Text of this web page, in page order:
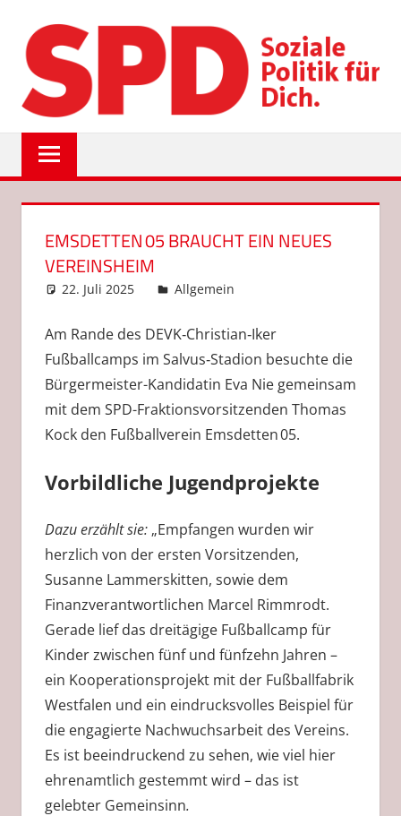
Inhalt
springen
SPD
EMSDETTEN
EMSDETTEN 05 BRAUCHT EIN NEUES
VEREINSHEIM
22. Juli 2025 Anke Hackethal
Allgemein
Am Rande des DEVK‑Christian‑Iker
Fußballcamps im Salvus‑Stadion besuchte die
Bürgermeister-Kandidatin Eva Nie gemeinsam
mit dem SPD-Fraktionsvorsitzenden Thomas
Kock den Fußballverein Emsdetten 05.
Vorbildliche Jugendprojekte
Dazu erzählt sie: „Empfangen wurden wir
herzlich von der ersten Vorsitzenden,
Susanne Lammerskitten, sowie dem
Finanzverantwortlichen Marcel Rimmrodt.
Gerade lief das dreitägige Fußballcamp für
Kinder zwischen fünf und fünfzehn Jahren –
ein Kooperationsprojekt mit der Fußballfabrik
Westfalen und ein eindrucksvolles Beispiel für
die engagierte Nachwuchsarbeit des Vereins.
Es ist beeindruckend zu sehen, wie viel hier
ehrenamtlich gestemmt wird – das ist
gelebter Gemeinsinn.